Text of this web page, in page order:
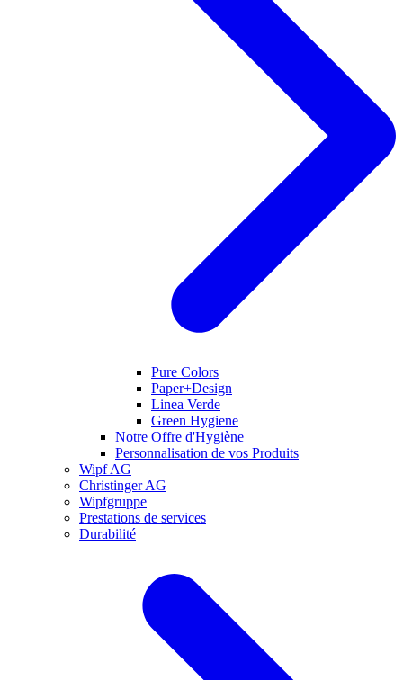
Pure Colors
Paper+Design
Linea Verde
Green Hygiene
Notre Offre d'Hygiène
Personnalisation de vos Produits
Wipf AG
Christinger AG
Wipfgruppe
Prestations de services
Durabilité